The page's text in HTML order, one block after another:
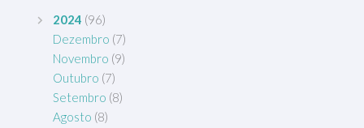
2024 (96)
Dezembro (7)
Novembro (9)
Outubro (7)
Setembro (8)
Agosto (8)